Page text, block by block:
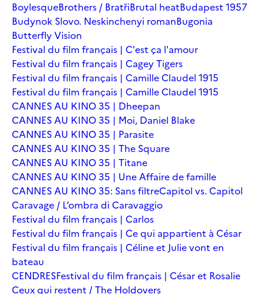
BoylesqueBrothers / BratřiBrutal heatBudapest 1957
Budynok Slovo. Neskinchenyi romanBugonia
Butterfly Vision
Festival du film français | C'est ça l'amour
Festival du film français | Cagey Tigers
Festival du film français | Camille Claudel 1915
Festival du film français | Camille Claudel 1915
CANNES AU KINO 35 | Dheepan
CANNES AU KINO 35 | Moi, Daniel Blake
CANNES AU KINO 35 | Parasite
CANNES AU KINO 35 | The Square
CANNES AU KINO 35 | Titane
CANNES AU KINO 35 | Une Affaire de famille
CANNES AU KINO 35: Sans filtreCapitol vs. Capitol
Caravage / L’ombra di Caravaggio
Festival du film français | Carlos
Festival du film français | Ce qui appartient à César
Festival du film français | Céline et Julie vont en
bateau
CENDRESFestival du film français | César et Rosalie
Ceux qui restent / The Holdovers